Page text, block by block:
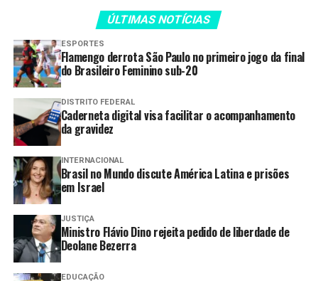
acompanhamento da gravidez
Mais de 600 motoristas são
flagrados dirigindo sob efeito de
álcool ou substâncias psicoativas
no início de maio
Câmeras aumentam a segurança
em restaurantes comunitários
uso de tecnologia e fortalece
centralização digital no GDF
Secretaria de Governança Digital
e Integração para contratação de
soluções tecnológicas no DF
ÚLTIMAS NOTÍCIAS
ESPORTES
Flamengo derrota São Paulo no primeiro jogo da final
do Brasileiro Feminino sub-20
DISTRITO FEDERAL
Caderneta digital visa facilitar o acompanhamento
da gravidez
INTERNACIONAL
Brasil no Mundo discute América Latina e prisões
em Israel
JUSTIÇA
Ministro Flávio Dino rejeita pedido de liberdade de
Deolane Bezerra
EDUCAÇÃO